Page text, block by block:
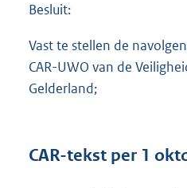
Besluit:
Vast te stellen de
CAR-UWO van de
Gelderland;
CAR-tekst per 1